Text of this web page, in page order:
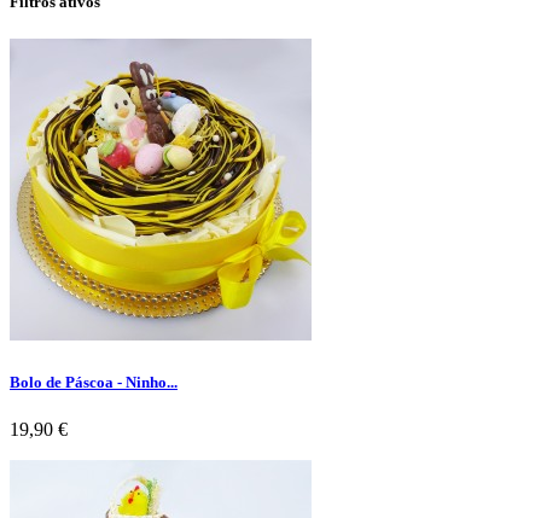
Bolo de Páscoa - Ninho...
Preço
19,90 €